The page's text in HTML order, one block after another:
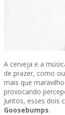
A cerveja e a
de prazer, como
mais que
provocando
Juntos, esses dois
Goosebumps.